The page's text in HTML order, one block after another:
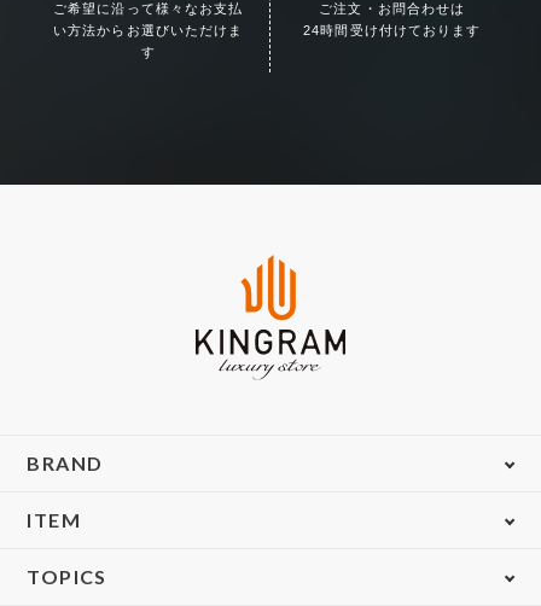
ご希望に沿って様々な お支払
い方法からお選びいただけま
す
ご注文・お問合わせは
24時間受け付けております
BRAND
ITEM
TOPICS